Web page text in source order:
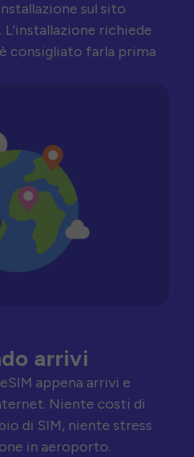
sul sito
L’installazione richiede
consigliato farla prima
arrivi
appena arrivi e
Niente costi di
di SIM, niente stress
in aeroporto.